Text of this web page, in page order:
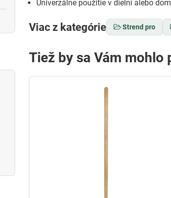
Univerzálne použitie v dielni alebo
Viac z kategórie Strend pro
Tiež by sa Vám mohlo